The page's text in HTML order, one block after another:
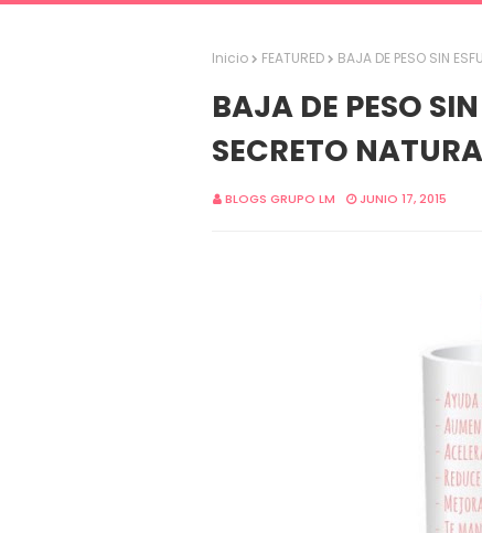
Inicio FEATURED BAJA DE PESO SIN
BAJA DE PESO
SECRETO
BLOGS GRUPO LM JUNIO 17, 2015